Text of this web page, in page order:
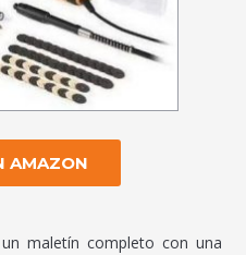
AMAZON
maletín completo con una